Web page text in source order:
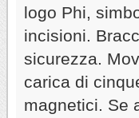
logo Phi,
incisioni.
sicurezza.
carica di
magnetici. Se